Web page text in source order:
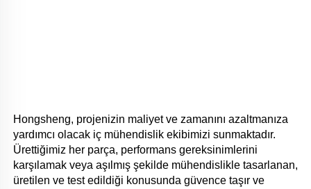
Hongsheng, projenizin maliyet ve zamanını azaltmanıza
yardımcı olacak iç mühendislik ekibimizi sunmaktadır.
Ürettiğimiz her parça, performans gereksinimlerini
karşılamak veya aşılmış şekilde mühendislikle tasarlanan,
üretilen ve test edildiği konusunda güvence taşır ve